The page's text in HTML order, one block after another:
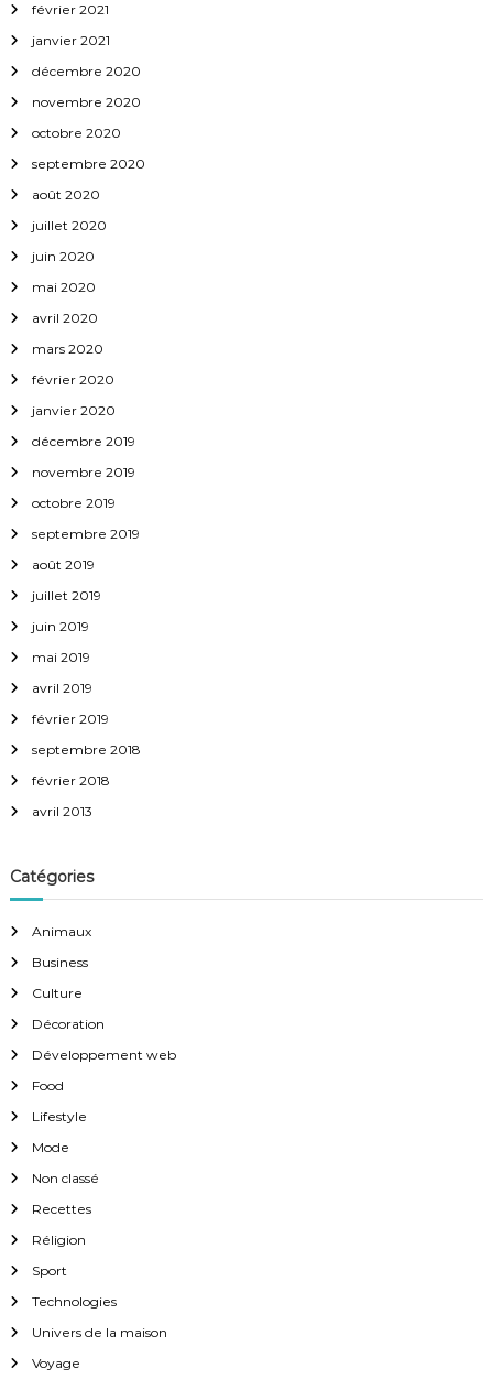
février 2021
janvier 2021
décembre 2020
novembre 2020
octobre 2020
septembre 2020
août 2020
juillet 2020
juin 2020
mai 2020
avril 2020
mars 2020
février 2020
janvier 2020
décembre 2019
novembre 2019
octobre 2019
septembre 2019
août 2019
juillet 2019
juin 2019
mai 2019
avril 2019
février 2019
septembre 2018
février 2018
avril 2013
Catégories
Animaux
Business
Culture
Décoration
Développement web
Food
Lifestyle
Mode
Non classé
Recettes
Réligion
Sport
Technologies
Univers de la maison
Voyage